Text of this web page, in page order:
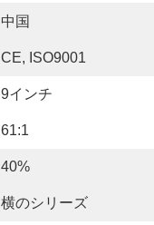
中国
CE, ISO9001
9インチ
61:1
40%
横のシリーズ